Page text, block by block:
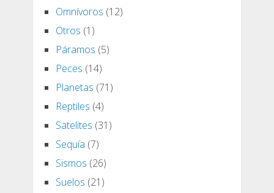
Omnívoros (12)
Otros (1)
Páramos (5)
Peces (14)
Planetas (71)
Reptiles (4)
Satelites (31)
Sequía (7)
Sismos (26)
Suelos (21)